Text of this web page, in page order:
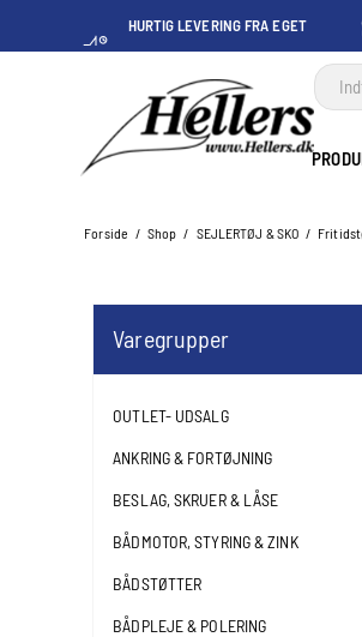
HURTIG LEVERING FRA EGET
Forside / Shop / SEJLERTØJ & SKO /
Varegrupper
OUTLET- UDSALG
ANKRING & FORTØJNING
BESLAG, SKRUER & LÅSE
BÅDMOTOR, STYRING & ZINK
BÅDSTØTTER
BÅDPLEJE & POLERING